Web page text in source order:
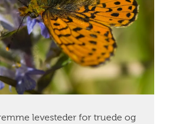
levesteder for truede og